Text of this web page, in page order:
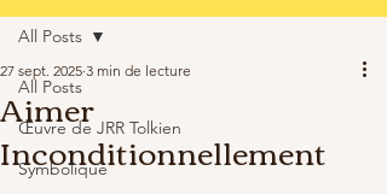
All Posts
Œuvre de JRR Tolkien
Symbolique
All Posts
Aimer
Inconditionnellement
27 sept. 2025 3 min de lecture